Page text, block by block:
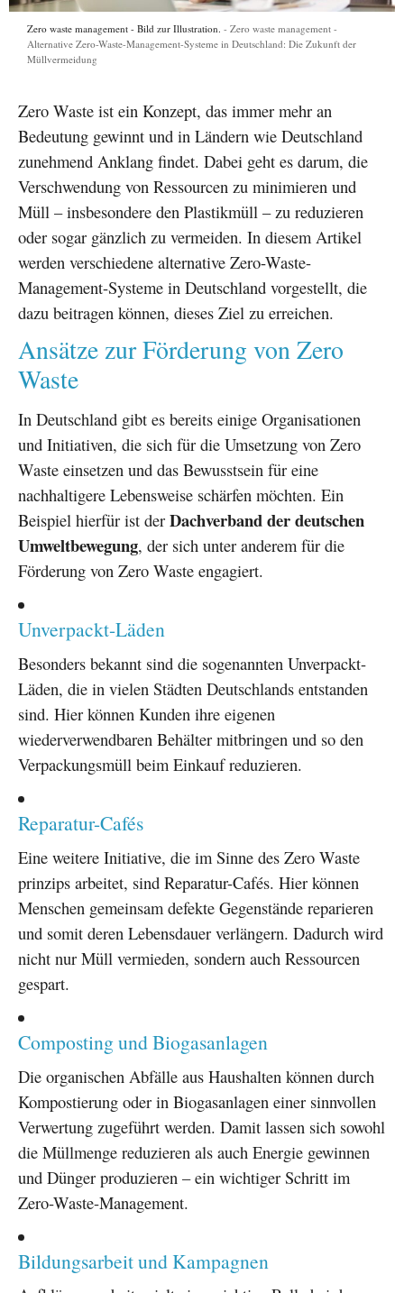
Zero waste management - Bild zur Illustration.
Zero waste management -
Alternative Zero-Waste-Management-Systeme in Deutschland: Die Zukunft der
Müllvermeidung
Zero Waste ist ein Konzept, das immer mehr an
Bedeutung gewinnt und in Ländern wie Deutschland
zunehmend Anklang findet. Dabei geht es darum, die
Verschwendung von Ressourcen zu minimieren und
Müll – insbesondere den Plastikmüll – zu reduzieren
oder sogar gänzlich zu vermeiden. In diesem Artikel
werden verschiedene alternative Zero-Waste-
Management-Systeme in Deutschland vorgestellt, die
dazu beitragen können, dieses Ziel zu erreichen.
Ansätze zur Förderung von Zero
Waste
In Deutschland gibt es bereits einige Organisationen
und Initiativen, die sich für die Umsetzung von Zero
Waste einsetzen und das Bewusstsein für eine
nachhaltigere Lebensweise schärfen möchten. Ein
Beispiel hierfür ist der Dachverband der deutschen
Umweltbewegung, der sich unter anderem für die
Förderung von Zero Waste engagiert.
Unverpackt-Läden
Besonders bekannt sind die sogenannten Unverpackt-
Läden, die in vielen Städten Deutschlands entstanden
sind. Hier können Kunden ihre eigenen
wiederverwendbaren Behälter mitbringen und so den
Verpackungsmüll beim Einkauf reduzieren.
Reparatur-Cafés
Eine weitere Initiative, die im Sinne des Zero Waste
prinzips arbeitet, sind Reparatur-Cafés. Hier können
Menschen gemeinsam defekte Gegenstände reparieren
und somit deren Lebensdauer verlängern. Dadurch wird
nicht nur Müll vermieden, sondern auch Ressourcen
gespart.
Composting und Biogasanlagen
Die organischen Abfälle aus Haushalten können durch
Kompostierung oder in Biogasanlagen einer sinnvollen
Verwertung zugeführt werden. Damit lassen sich sowohl
die Müllmenge reduzieren als auch Energie gewinnen
und Dünger produzieren – ein wichtiger Schritt im
Zero-Waste-Management.
Bildungsarbeit und Kampagnen